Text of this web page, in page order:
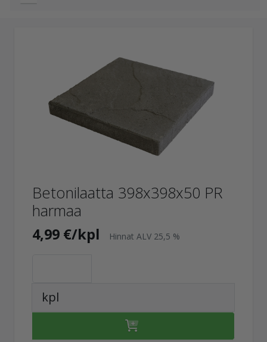
Betonilaatta 398x398x50 PR
harmaa
4,99 €/kpl Hinnat ALV 25,5 %
kpl